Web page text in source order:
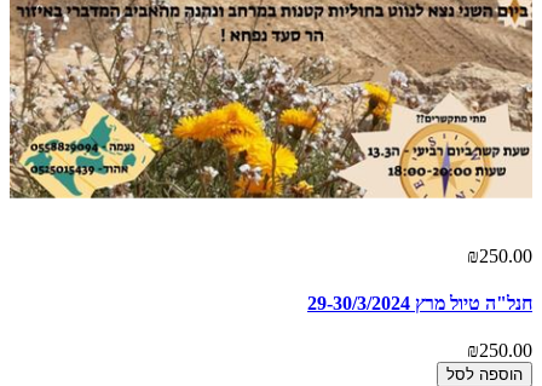
₪250.00
חנל"ה טיול מרץ 29-30/3/2024
₪250.00
הוספה לסל